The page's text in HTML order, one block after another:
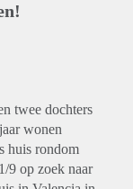
twee dochters
wonen
huis rondom
9 op zoek naar